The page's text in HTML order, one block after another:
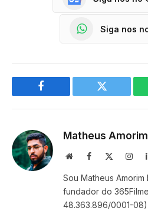
Siga nos
Facebook Twitter
Matheus Amorim
WebsiteFacebook
Sou Matheus
fundador do
48.363.896/0001-